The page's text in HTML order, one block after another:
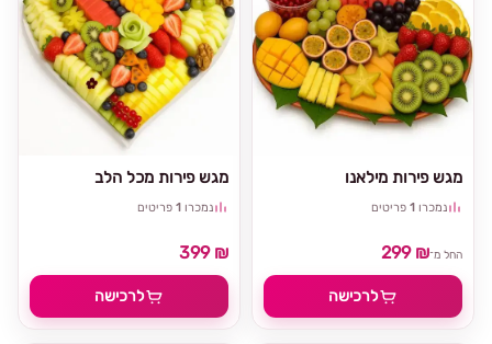
מגש פירות מכל הלב
נמכרו 1 פריטים
399 ₪
לרכישה
מגש פירות מילאנו
נמכרו 1 פריטים
החל מ־299 ₪
לרכישה